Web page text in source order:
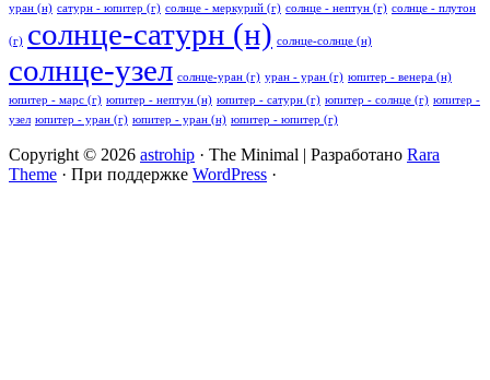
уран (н) сатурн - юпитер (г) солнце - меркурий (г) солнце - нептун (г) солнце - плутон
(г) солнце-сатурн (н) солнце-солнце (н)
солнце-узел солнце-уран (г) уран - уран (г) юпитер - венера (н)
юпитер - марс (г) юпитер - нептун (н) юпитер - сатурн (г) юпитер - солнце (г) юпитер -
узел юпитер - уран (г) юпитер - уран (н) юпитер - юпитер (г)
Copyright © 2026 astrohip · The Minimal | Разработано Rara
Theme · При поддержке WordPress ·